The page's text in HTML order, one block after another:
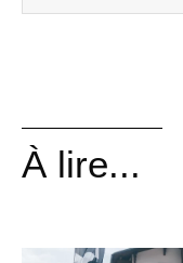
À lire...